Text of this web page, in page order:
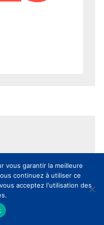
MOIS
Nationales
comptes-
de la journée
2017
vous garantir la meilleure
continuez à utiliser ce
acceptez l'utilisation des